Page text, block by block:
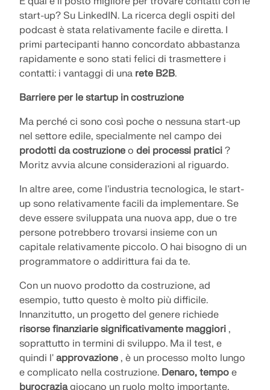
Prodotti obsoleti
start-up? Su LinkedIN. La ricerca degli ospiti del
podcast è stata relativamente facile e diretta. I
primi partecipanti hanno concordato abbastanza
rapidamente e sono stati felici di trasmettere i
contatti: i vantaggi di una rete B2B.
Barriere per le startup in costruzione
Ma perché ci sono così poche o nessuna start-up
nel settore edile, specialmente nel campo dei
prodotti da costruzione o dei processi pratici ?
Moritz avvia alcune considerazioni al riguardo.
In altre aree, come l'industria tecnologica, le start-
up sono relativamente facili da implementare. Se
deve essere sviluppata una nuova app, due o tre
persone potrebbero trovarsi insieme con un
capitale relativamente piccolo. O hai bisogno di un
programmatore o addirittura fai da te.
Con un nuovo prodotto da costruzione, ad
esempio, tutto questo è molto più difficile.
Innanzitutto, un progetto del genere richiede
risorse finanziarie significativamente maggiori ,
soprattutto in termini di sviluppo. Ma il test, e
quindi l' approvazione , è un processo molto lungo
e complicato nella costruzione. Denaro, tempo e
burocraziagiocano un ruolo molto importante,